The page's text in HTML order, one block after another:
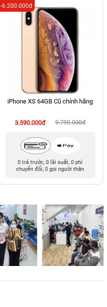
iPhone XS 64GB Cũ chính hãng
3.590.000đ 9.790.000đ
-6.200.000đ
0 trả trước, 0 lãi suất, 0 phí
chuyển đổi, 0 gọi người thân